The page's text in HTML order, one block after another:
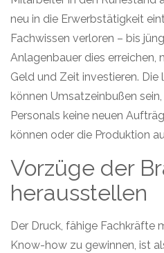
neu in die Erwerbstätigkeit
Fachwissen verloren – bis
Anlagenbauer dies erreichen,
Geld und Zeit investieren.
können Umsatzeinbußen
Personals keine neuen
können oder die Produktion
Vorzüge der
herausstellen
Der Druck, fähige Fachkräfte
Know-how zu gewinnen, ist